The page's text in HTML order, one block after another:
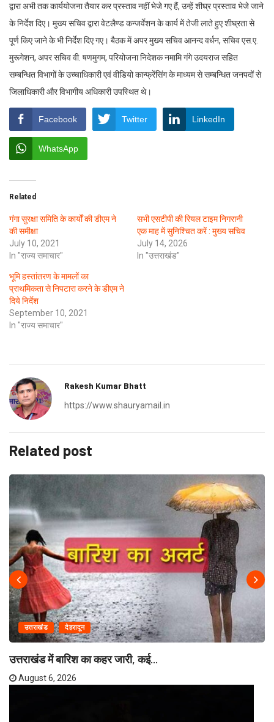
द्वारा अभी तक कार्ययोजना तैयार कर प्रस्ताव नहीं भेजे गए हैं, उन्हें शीघ्र प्रस्ताव भेजे जाने
के निर्देश दिए। मुख्य सचिव द्वारा वेटलैण्ड कन्जर्वेशन के कार्य में तेजी लाते हुए शीघ्रता से
पूर्ण किए जाने के भी निर्देश दिए गए। बैठक में अपर मुख्य सचिव आनन्द वर्धन, सचिव एस.ए.
मुरूगेशन, अपर सचिव वी. षणमुगम, परियोजना निदेशक नमामि गंगे उदयराज सहित
सम्बन्धित विभागों के उच्चाधिकारी एवं वीडियो कान्फ्रेंसिंग के माध्यम से सम्बन्धित जनपदों से
जिलाधिकारी और विभागीय अधिकारी उपस्थित थे।
Facebook Twitter LinkedIn
WhatsApp
Related
गंगा सुरक्षा समिति के कार्यों की डीएम ने
की समीक्षा
July 10, 2021
In "राज्य समाचार"
सभी एसटीपी की रियल टाइम निगरानी
एक माह में सुनिश्चित करें : मुख्य सचिव
July 14, 2026
In "उत्तराखंड"
भूमि हस्तांतरण के मामलों का
प्राथमिकता से निपटारा करने के डीएम ने
दिये निर्देश
September 10, 2021
In "राज्य समाचार"
Rakesh Kumar Bhatt
https://www.shauryamail.in
Related post
उत्तराखंड देहरादून
उत्तराखंड में बारिश का कहर जारी, कई...
August 6, 2026